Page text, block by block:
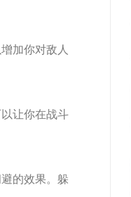
加你对敌人
让你在战斗
的效果。躲